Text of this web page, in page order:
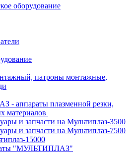
оборудование
патроны монтажные,
аппараты плазменной резки,
материалов
и запчасти на Мультиплаз-3500
и запчасти на Мультиплаз-7500
15000
"МУЛЬТИПЛАЗ"